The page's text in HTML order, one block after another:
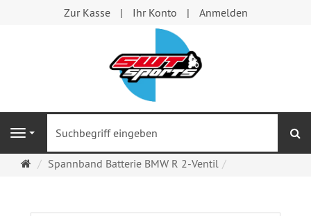
Zur Kasse Ihr Konto Anmelden
Navigation
Startseite
Spannband Batterie BMW R 2-Ventil